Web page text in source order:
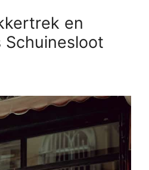
en
Schuinesloot